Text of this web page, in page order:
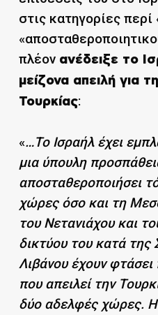
στις κατηγορίες περί
πλέον ανέδειξε το
μείζονα απειλή για
Τουρκίας:
«…Το Ισραήλ έχει
μια ύπουλη
αποσταθεροποιήσει
χώρες όσο και τη
του Νετανιάχου και
δικτύου του κατά της
Λιβάνου έχουν
που απειλεί την
δύο αδελφές χώρες.